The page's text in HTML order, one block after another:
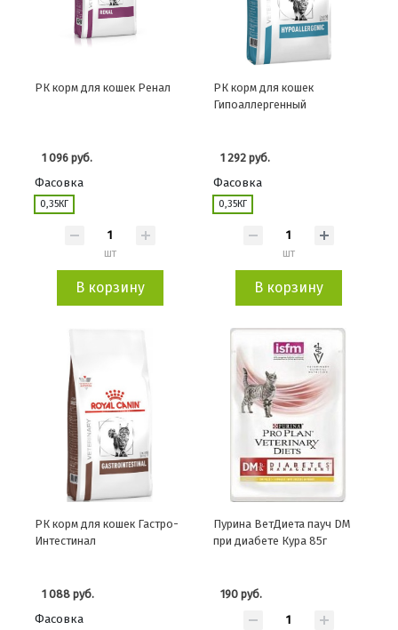
РК корм для кошек Ренал
1 096 руб.
Фасовка
0,35КГ
шт
В корзину
РК корм для кошек
Гипоаллергенный
1 292 руб.
Фасовка
0,35КГ
шт
В корзину
РК корм для кошек Гастро-
Интестинал
1 088 руб.
Фасовка
Пурина ВетДиета пауч DM
при диабете Кура 85г
190 руб.